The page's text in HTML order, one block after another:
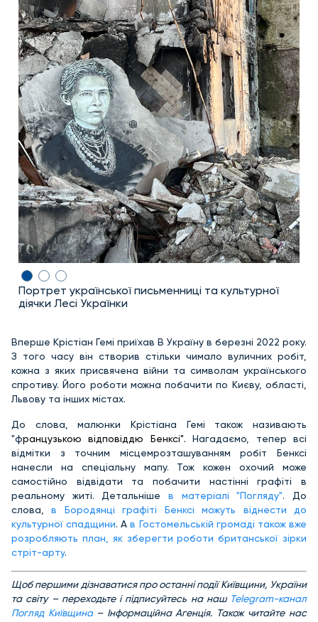
Портрет української письменниці та культурної
діячки Лесі Українки
Вперше Крістіан Гемі приїхав В Україну в березні 2022 року.
З того часу він створив стільки чимало вуличних робіт,
кожна з яких присвячена війни та символам українського
спротиву. Його роботи можна побачити по Києву, області,
Львову та інших містах.
До слова, малюнки Крістіана Гемі також називають
"французькою відповіддю Бенксі".Нагадаємо, тепер всі
відмітки з точним місцемрозташуванням робіт Бенксі
нанесли на спеціальну мапу. Тож кожен охочий може
самостійно відвідати та побачити настінні графіті в
реальному житі. Детальніше в матеріалі "Погляду". До
слова,в Бородянці графіті Бенксі можуть віднести до
культурної спадщини. А в Гостомельській громаді також вже
розробляють план, як зберегти роботибританської зірки
стріт-арту.
Щоб першими дізнаватися про останні події Київщини, України
та світу – переходьте і підписуйтесь на наш Telegram-канал
Погляд Київщина– Інформаційна Агенція. Також читайте нас